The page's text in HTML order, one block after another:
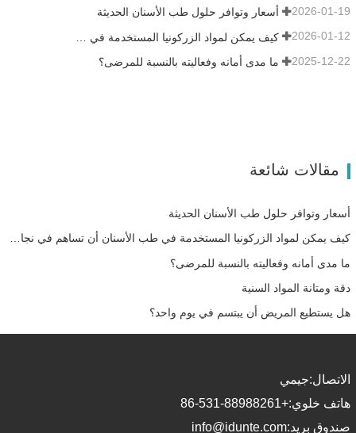
أسعار وتوافر حلول طب الأسنان الحديثة 2026-01-19
2026-01-12
ما مدى أمانه وفعاليته بالنسبة للمرضى؟ 2025-12-22
مقالات شائعة
أسعار وتوافر حلول طب الأسنان الحديثة
كيف يمكن لمواد الزركونيا المستخدمة في طب الأسنان أن تساهم في نجاحك؟
ما مدى أمانه وفعاليته بالنسبة للمرضى؟
دقة ومتانة المواد السنية
هل يستطيع المريض أن يبتسم في يوم واحد؟
الاتصال:جيمي
هاتف خلوي:+86-531-88988261
صندوق بريد:info@idunte.com